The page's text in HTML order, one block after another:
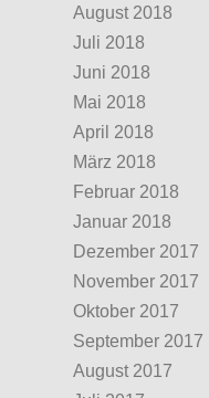
August 2018
Juli 2018
Juni 2018
Mai 2018
April 2018
März 2018
Februar 2018
Januar 2018
Dezember 2017
November 2017
Oktober 2017
September 2017
August 2017